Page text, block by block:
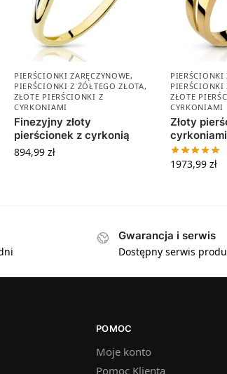
PIERŚCIONKI ZARĘCZYNOWE,
PIERŚCIONKI Z ŻÓŁTEGO ZŁOTA,
ZŁOTE PIERŚCIONKI Z
CYRKONIAMI
Finezyjny złoty
pierścionek z cyrkonią
894,99 zł
PIERŚCIONKI
PIERŚCIONKI
ZŁOTE
CYRKONIAMI
Złoty
cyrkoniami
1973,99 zł
Gwarancja i serwis
Dostępny serwis
POMOC
Moje konto
Pomoc Klienta